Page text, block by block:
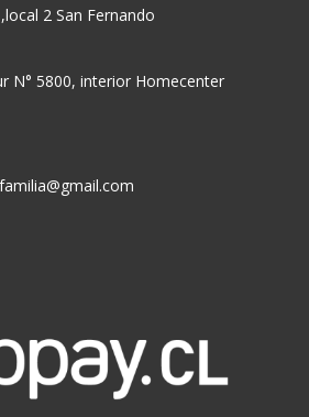
2 San Fernando
N° 5800, interior Homecenter